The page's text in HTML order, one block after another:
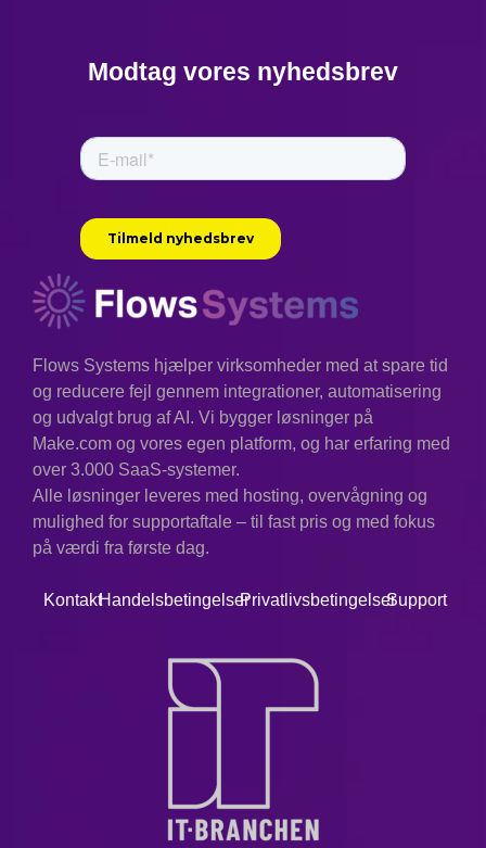
Modtag vores nyhedsbrev
Flows Systems hjælper virksomheder med at spare tid
og reducere fejl gennem integrationer, automatisering
og udvalgt brug af AI. Vi bygger løsninger på
Make.com og vores egen platform, og har erfaring med
over 3.000 SaaS-systemer.
Alle løsninger leveres med hosting, overvågning og
mulighed for supportaftale – til fast pris og med fokus
på værdi fra første dag.
KontaktHandelsbetingelserPrivatlivsbetingelserSupport